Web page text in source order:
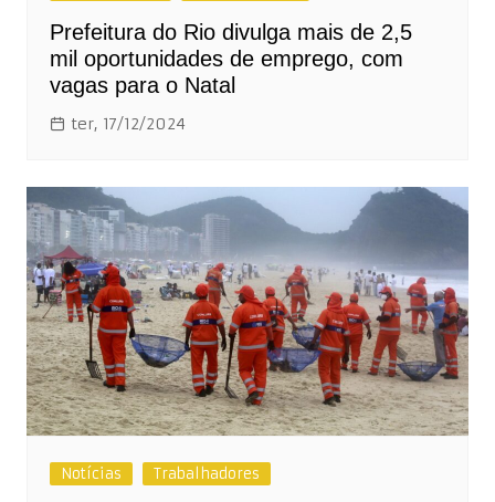
Prefeitura do Rio divulga mais de 2,5
mil oportunidades de emprego, com
vagas para o Natal
ter, 17/12/2024
Notícias Trabalhadores